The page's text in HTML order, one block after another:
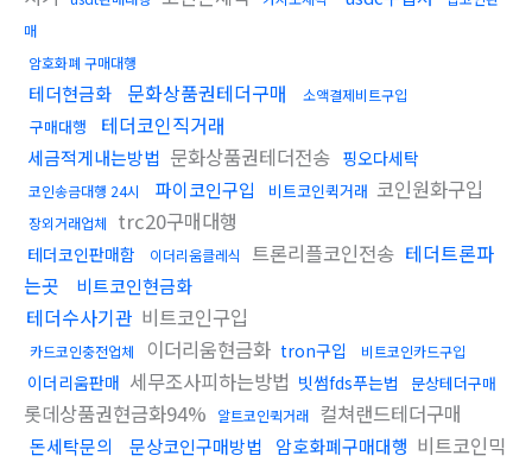
매
암호화폐 구매대행
테더현금화 문화상품권테더구매 소액결제비트구입
구매대행 테더코인직거래
세금적게내는방법 문화상품권테더전송 핑오다세탁
코인송금대행 24시 파이코인구입 비트코인퀵거래 코인원화구입
장외거래업체 trc20구매대행
테더코인판매함 이더리움클레식 트론리플코인전송 테더트론파
는곳
비트코인현금화
테더수사기관 비트코인구입
카드코인충전업체 이더리움현금화 tron구입 비트코인카드구입
이더리움판매 세무조사피하는방법 빗썸fds푸는법 문상테더구매
롯데상품권현금화94% 알트코인퀵거래 컬쳐랜드테더구매
돈세탁문의 문상코인구매방법 암호화폐구매대행 비트코인믹